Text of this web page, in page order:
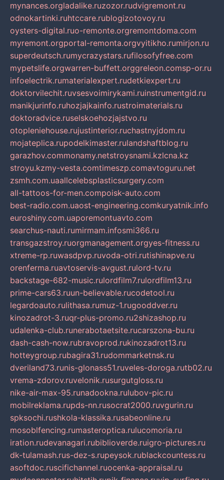
mynances.orgladalike.ruzozor.rudvigremont.ru
odnokartinki.ruhtccare.rublogizotovoy.ru
oysters-digital.ruo-remonte.orgremontdoma.com
myremont.orgportal-remonta.orgvyitikho.rumirjon.ru
superdeutsch.rumycrazystars.rufilosofyfree.com
mypetslife.orgwarren-buffett.orggreleon.comsp-or.ru
infoelectrik.rumaterialexpert.rudetkiexpert.ru
doktorvilechit.ruvsesvoimirykami.ruinstrumentgid.ru
manikjurinfo.ruhozjajkainfo.rustroimaterials.ru
doktoradvice.ruselskoehozjajstvo.ru
otopleniehouse.rujustinterior.ruchastnyjdom.ru
mojateplica.rupodelkimaster.rulandshaftblog.ru
garazhov.commonamy.netstroysnami.kzlcna.kz
stroyu.kzmy-vesta.comtimeszp.comavtoguru.net
zsmh.com.uaallcelebsplasticsurgery.com
all-tattoos-for-men.compoisk-auto.com
best-radio.com.uaost-engineering.comkuryatnik.info
euroshiny.com.uaporemontuavto.com
searchus-nauti.rumirmam.infosmi366.ru
transgazstroy.ruorgmanagement.orgyes-fitness.ru
xtreme-rp.ruwasdpvp.ruvoda-otri.rutishinapve.ru
orenferma.ruavtoservis-avgust.rulord-tv.ru
backstage-682-music.rulordfilm7.rulordfilm13.ru
prime-cars63.ruun-believable.rucodetool.ru
legardoauto.rulithasa.rumuz-1.rugooddver.ru
kinozadrot-3.ruqr-plus-promo.ru2shizashop.ru
udalenka-club.runerabotaetsite.rucarszona-bu.ru
dash-cash-now.rubravoprod.rukinozadrot13.ru
hotteygroup.rubagira31.rudommarketnsk.ru
dveriland73.runis-glonass51.ruveles-doroga.rutb02.ru
vrema-zdorov.ruvelonik.rusurgutgloss.ru
nike-air-max-95.runadookna.rulubov-pic.ru
mobilreklama.rupds-nn.rusocrat2000.ruvgurin.ru
spksochi.rushkola-klassika.rusabeonline.ru
mosoblfencing.rumasteroptica.rulucomoria.ru
iration.rudevanagari.rubiblioverde.ruigro-pictures.ru
dk-tulamash.rus-dez-s.rupeysok.rublackcountess.ru
asoftdoc.ruscifichannel.ruocenka-appraisal.ru